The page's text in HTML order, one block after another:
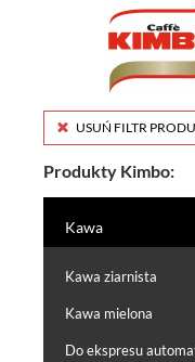
USUŃ FILTR
Produkty Kimbo:
Kawa
Kawa ziarnista
Kawa mielona
Do ekspresu